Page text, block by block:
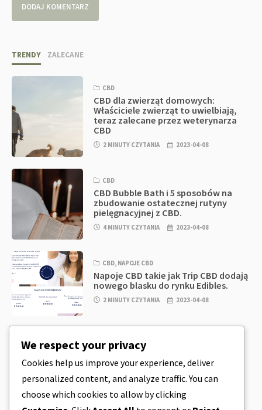
TRENDY ZALECANE
CBD
CBD dla zwierząt domowych:
Właściciele zwierząt to uwielbiają,
teraz zalecane przez weterynarza
CBD
2 MINUTY CZYTANIA 2023-04-08
CBD
CBD Bubble Bath i 5 sposobów na
zbudowanie ostatecznej rutyny
pielęgnacyjnej z CBD.
4 MINUTY CZYTANIA 2023-04-08
CBD, NAPOJE CBD
Napoje CBD takie jak Trip CBD dodają
nowego blasku do rynku Edibles.
2 MINUTY CZYTANIA 2023-04-08
CBD EDIBLES
CBD Cookie Dough & Incredibly
Simple CBD Edibles You Can Make at
Home
4 MINUTY CZYTANIA
We respect your privacy
Cookies help us improve your experience, deliver
personalized content, and analyze traffic. You can
choose which cookies to allow by clicking